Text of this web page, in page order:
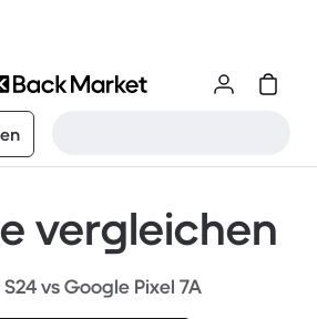
vergleichen
vs Google Pixel 7A